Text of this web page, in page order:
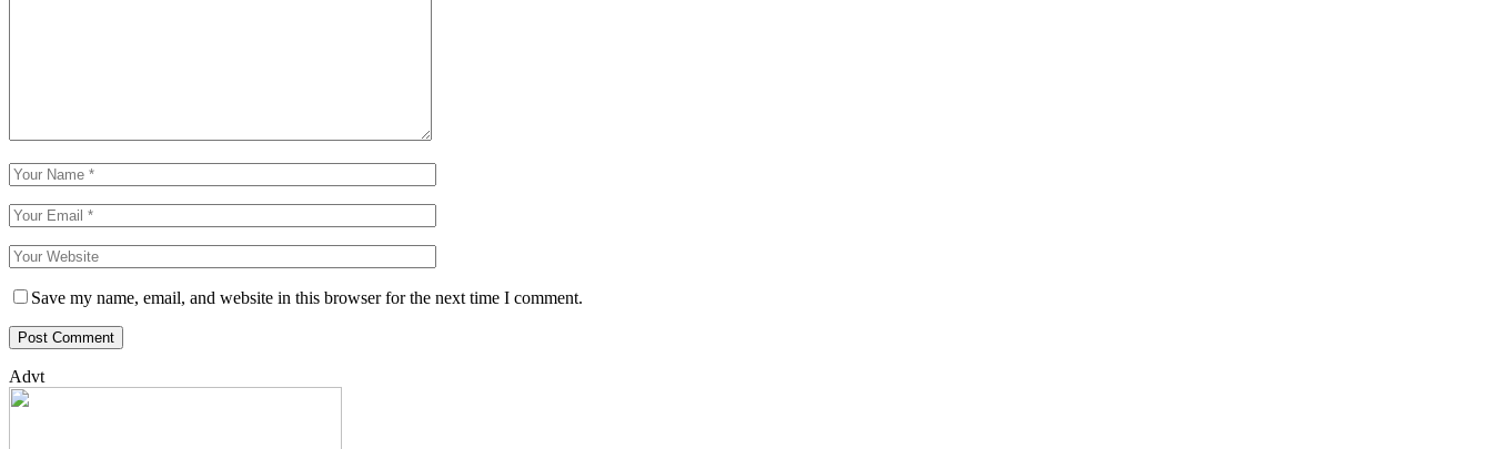
Save my name, email, and website in this browser for the next time I comment.
Advt